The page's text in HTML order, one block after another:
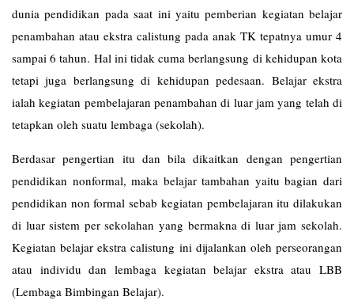
dunia pendidikan pada saat ini yaitu pemberian kegiatan belajar
penambahan atau ekstra calistung pada anak TK tepatnya umur 4
sampai 6 tahun. Hal ini tidak cuma berlangsung di kehidupan kota
tetapi juga berlangsung di kehidupan pedesaan. Belajar ekstra
ialah kegiatan pembelajaran penambahan di luar jam yang telah di
tetapkan oleh suatu lembaga (sekolah).
Berdasar pengertian itu dan bila dikaitkan dengan pengertian
pendidikan nonformal, maka belajar tambahan yaitu bagian dari
pendidikan non formal sebab kegiatan pembelajaran itu dilakukan
di luar sistem per sekolahan yang bermakna di luar jam sekolah.
Kegiatan belajar ekstra calistung ini dijalankan oleh perseorangan
atau individu dan lembaga kegiatan belajar ekstra atau LBB
(Lembaga Bimbingan Belajar).